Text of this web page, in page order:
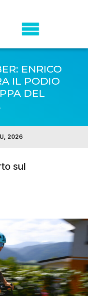
ENRICO
IL PODIO
DEL
2026
sul